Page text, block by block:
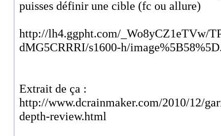
puisses définir une cible (fc ou allure)
http://lh4.ggpht.com/_Wo8yCZ1eTVw/
dMG5CRRRI/s1600-h/
Extrait de ça :
http://www.dcrainmaker.com/2010/12/
depth-review.html